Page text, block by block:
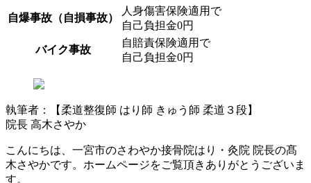
自爆事故（自損事故）
人身傷害保険適用で
自己負担金0円
バイク事故
自賠責保険適用で
自己負担金0円
執筆者：【柔道整復師 はり師 きゅう師 柔道３段】
院長 高木さやか
こんにちは、一宮市のさわやか接骨院はり・灸院 院長の髙
木さやかです。ホームページをご覧頂きありがとうございま
す。